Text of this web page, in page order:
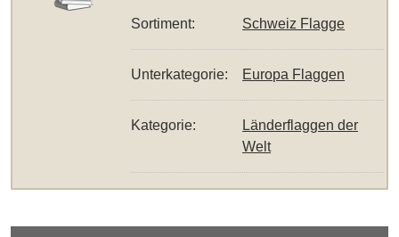
Sortiment: Schweiz Flagge
Unterkategorie: Europa Flaggen
Kategorie:
Länderflaggen der
Welt